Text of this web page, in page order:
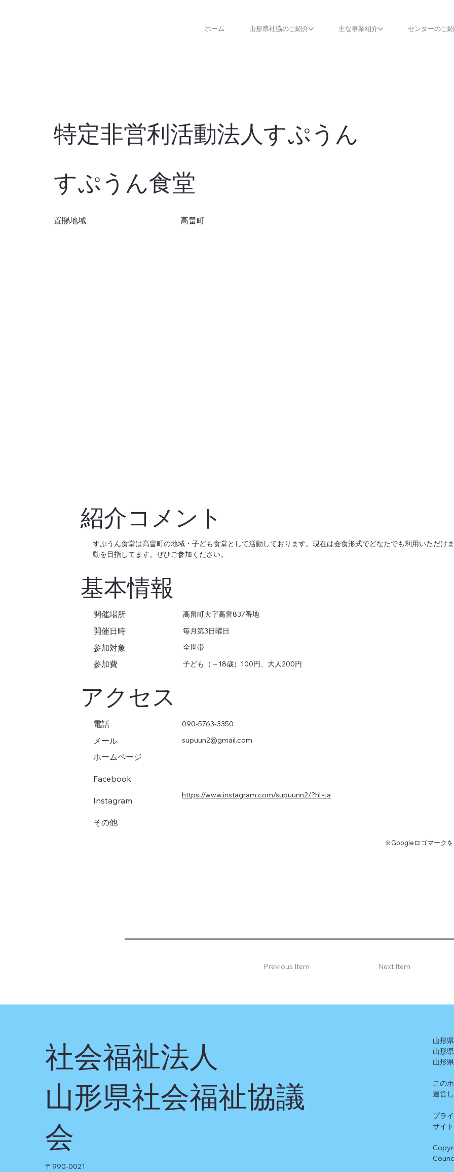
ホーム 山形県社協のご紹介 主な事業紹介 センターのご
特定非営利活動法人すぷうん
すぷうん食堂
置賜地域 高畠町
紹介コメント
すぷうん食堂は高畠町の地域・子ども食堂として活動しております。現在は会食形式でどなたでも利用いただけ
動を目指してます。ぜひご参加ください。
基本情報
開催場所 高畠町大字高畠837番地
開催日時 毎月第3日曜日
参加対象 全世帯
参加費 子ども（～18歳）100円、大人200円
アクセス
電話 090-5763-3350
メール supuun2@gmail.com
ホームページ
Facebook
Instagram
https://www.instagram.com/supuunn2/?hl=ja
その他
※Googleロゴマーク
Previous Item Next Item
山形
山形
山形
この
運営
プラ
サイ
社会福祉法人
山形県社会福祉協議
会
〒990-0021